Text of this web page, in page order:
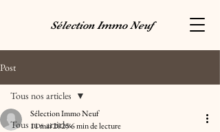
Sélection Immo Neuf
Post
Tous nos articles
Tous nos articles
Sélection Immo Neuf
11 mai 20256 min de lecture